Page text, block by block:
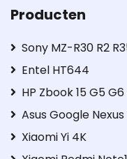
Producten
Sony MZ-R30 R2
Entel HT644
HP Zbook 15 G5
Asus Google Nexus
Xiaomi Yi 4K